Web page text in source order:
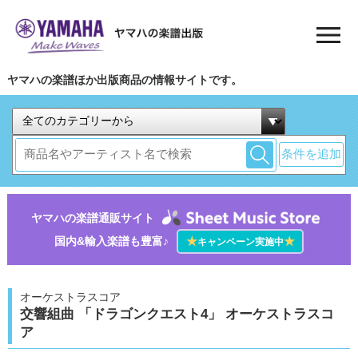
ヤマハの楽譜ほか出版商品の情報サイトです。
条件を追加
ヤマハの楽譜通販サイト
国内&輸入楽譜も豊富♪
★キャンペーン実施中★
オーケストラスコア
交響組曲 「ドラゴンクエスト4」 オーケストラスコ
ア